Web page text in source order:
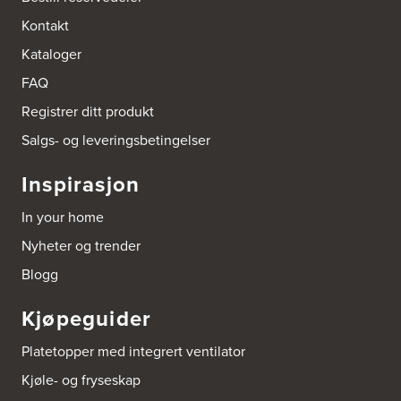
Bokhylle-Spesialisten AS
3414 Lierstranda
Boligleverandøren Karmøy AS
Postboks 213
4296 Åkrehamn
http://www.interiormesteren.no
Bonaparte Interiør AS
Borgenveien 66
Tel.:
Borge butikk AS
Sundemoen Næringspark
Power Hokksund
3300 Hokksund
Tel.:32-700000
Kontakt
Kataloger
FAQ
Registrer ditt produkt
Salgs- og leveringsbetingelser
Inspirasjon
In your home
Nyheter og trender
Blogg
Kjøpeguider
Platetopper med integrert ventilator
Kjøle- og fryseskap